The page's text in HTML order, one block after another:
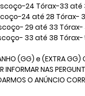
24 Tórax-33
24 até 28 Tórax-
29 até 33
33 até 38
(GG) e (EXTRA GG)
INFORMAR NAS
O ANÚNCIO